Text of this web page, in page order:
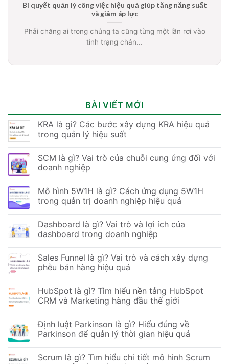
Bí quyết quản lý công việc hiệu quả giúp tăng năng suất
và giảm áp lực
Phải chăng ai trong chúng ta cũng từng một lần rơi vào
tình trạng chán...
BÀI VIẾT MỚI
KRA là gì? Các bước xây dựng KRA hiệu quả
trong quản lý hiệu suất
SCM là gì? Vai trò của chuỗi cung ứng đối với
doanh nghiệp
Mô hình 5W1H là gì? Cách ứng dụng 5W1H
trong quản trị doanh nghiệp hiệu quả
Dashboard là gì? Vai trò và lợi ích của
dashboard trong doanh nghiệp
Sales Funnel là gì? Vai trò và cách xây dựng
phễu bán hàng hiệu quả
HubSpot là gì? Tìm hiểu nền tảng HubSpot
CRM và Marketing hàng đầu thế giới
Định luật Parkinson là gì? Hiểu đúng về
Parkinson để quản lý thời gian hiệu quả
Scrum là gì? Tìm hiểu chi tiết mô hình Scrum